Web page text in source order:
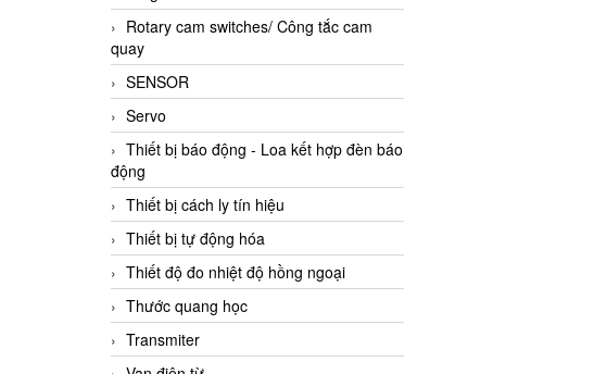
Rotary cam switches/ Công tắc cam
quay
SENSOR
Servo
Thiết bị báo động - Loa kết hợp đèn báo
động
Thiết bị cách ly tín hiệu
Thiết bị tự động hóa
Thiết độ đo nhiệt độ hồng ngoại
Thước quang học
Transmiter